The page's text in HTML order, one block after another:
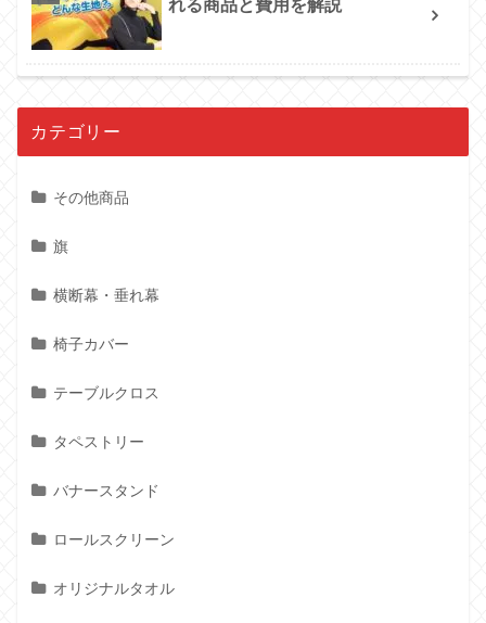
れる商品と費用を解説
カテゴリー
その他商品
旗
横断幕・垂れ幕
椅子カバー
テーブルクロス
タペストリー
バナースタンド
ロールスクリーン
オリジナルタオル